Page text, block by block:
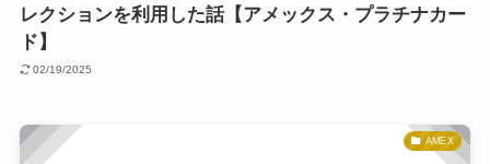
レクションを利用した話【アメックス・プラチナカー
ド】
02/19/2025
AMEX